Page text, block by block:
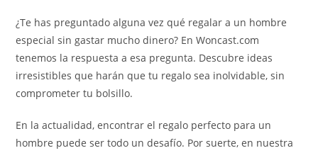
¿Te has preguntado alguna vez qué regalar a un hombre
especial sin gastar mucho dinero? En Woncast.com
tenemos la respuesta a esa pregunta. Descubre ideas
irresistibles que harán que tu regalo sea inolvidable, sin
comprometer tu bolsillo.
En la actualidad, encontrar el regalo perfecto para un
hombre puede ser todo un desafío. Por suerte, en nuestra